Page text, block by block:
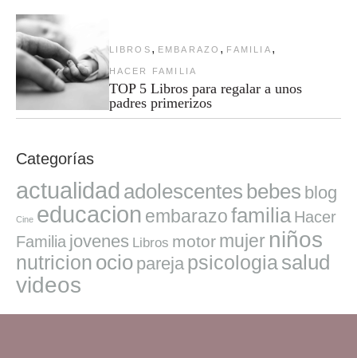
LIBROS , EMBARAZO , FAMILIA ,
HACER FAMILIA
TOP 5 Libros para regalar a unos
padres primerizos
Categorías
actualidad adolescentes bebes blog
Cine educacion embarazofamilia Hacer
Familia jovenes Libros motor mujer niños
nutricion ocio pareja psicologiasalud
videos